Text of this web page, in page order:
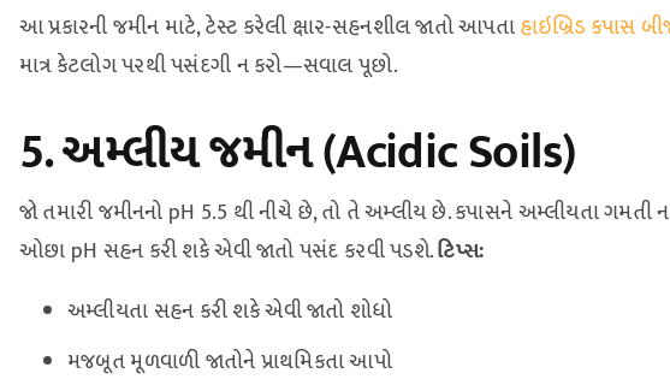
આ પ્રકારની જમીન માટે, ટેસ્ટ કરેલી ક્ષાર-સહનશીલ જાતો આપતાહાઇબ્રિડ કપાસ
માત્ર કેટલોગ પરથી પસંદગી ન કરો—સવાલ પૂછો.
5. અમ્લીય જમીન (Acidic Soils)
જો તમારી જમીનનો pH 5.5 થી નીચે છે, તો તે અમ્લીય છે. કપાસને અમ્લીયતા
ઓછા pH સહન કરી શકે એવી જાતો પસંદ કરવી પડશે.ટિપ્સ:
અમ્લીયતા સહન કરી શકે એવી જાતો શોધો
મજબૂત મૂળવાળી જાતોને પ્રાથમિકતા આપો